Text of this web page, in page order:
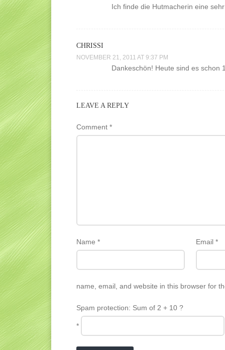
Ich finde die Hutmacherin eine
CHRISSI
NOVEMBER 21, 2011 AT 9:37 PM
Dankeschön! Heute sind es schon
LEAVE A REPLY
Comment *
Name * Email *
name, email, and website in this browser for
Spam protection: Sum of 2 + 10 ?
*